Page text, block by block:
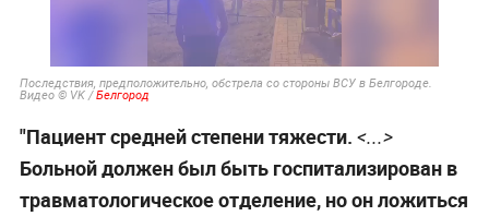
Последствия, предположительно, обстрела со стороны ВСУ в Белгороде.
Видео © VK /Белгород
"Пациент средней степени тяжести. <...>
Больной должен был быть госпитализирован в
травматологическое отделение, но он ложиться